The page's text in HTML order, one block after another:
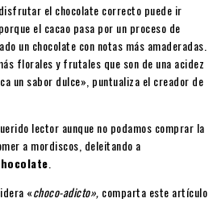
el chocolate correcto puede ir
el cacao pasa por un proceso de
un chocolate con notas más amaderadas.
florales y frutales que son de una acidez
un sabor dulce», puntualiza el creador de
lector aunque no podamos comprar la
a mordiscos, deleitando a
«choco-adicto», comparta este artículo